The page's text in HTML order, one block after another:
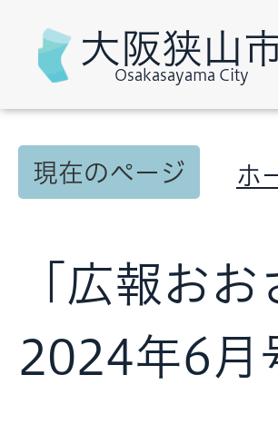
大阪狭山
Osakasayama City
現在のページ ホ
「広報お
2024年6月